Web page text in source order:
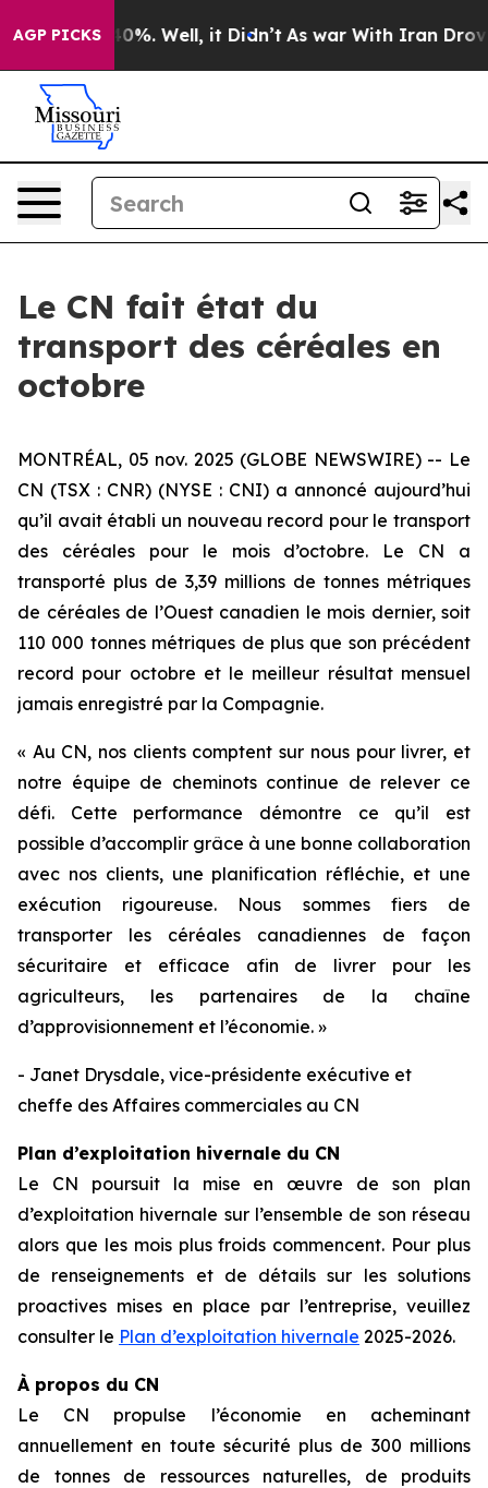
AGP PICKS
Around 40%. Well, it Didn’t As war With Iran Drove
Le CN fait état du
transport des céréales en
octobre
MONTRÉAL, 05 nov. 2025 (GLOBE NEWSWIRE) -- Le
CN (TSX : CNR) (NYSE : CNI) a annoncé aujourd’hui
qu’il avait établi un nouveau record pour le transport
des céréales pour le mois d’octobre. Le CN a
transporté plus de 3,39 millions de tonnes métriques
de céréales de l’Ouest canadien le mois dernier, soit
110 000 tonnes métriques de plus que son précédent
record pour octobre et le meilleur résultat mensuel
jamais enregistré par la Compagnie.
« Au CN, nos clients comptent sur nous pour livrer, et
notre équipe de cheminots continue de relever ce
défi. Cette performance démontre ce qu’il est
possible d’accomplir grâce à une bonne collaboration
avec nos clients, une planification réfléchie, et une
exécution rigoureuse. Nous sommes fiers de
transporter les céréales canadiennes de façon
sécuritaire et efficace afin de livrer pour les
agriculteurs, les partenaires de la chaîne
d’approvisionnement et l’économie. »
- Janet Drysdale, vice-présidente exécutive et
cheffe des Affaires commerciales au CN
Plan d’exploitation hivernale du CN
Le CN poursuit la mise en œuvre de son plan
d’exploitation hivernale sur l’ensemble de son réseau
alors que les mois plus froids commencent. Pour plus
de renseignements et de détails sur les solutions
proactives mises en place par l’entreprise, veuillez
consulter le Plan d’exploitation hivernale 2025-2026.
À propos du CN
Le CN propulse l’économie en acheminant
annuellement en toute sécurité plus de 300 millions
de tonnes de ressources naturelles, de produits